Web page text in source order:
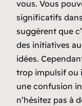
vous. Vous
significatifs
suggèrent que
des initiatives
idées.
trop impulsif ou
une confusion
n’hésitez pas à